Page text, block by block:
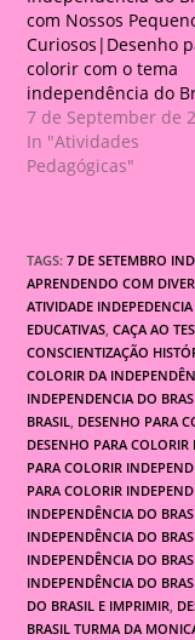
com Nossos
Curiosos|Desenho
colorir com o tema
independência do
7 de September de
In "Atividades
Pedagógicas"
TAGS:7 DE SETEMBRO
APRENDENDO COM
ATIVIDADE
EDUCATIVAS, CAÇA AO
CONSCIENTIZAÇÃO
COLORIR DA
INDEPENDENCIA DO
BRASIL, DESENHO PARA
DESENHO PARA
PARA COLORIR
PARA COLORIR
INDEPENDÊNCIA DO
INDEPENDÊNCIA DO
INDEPENDÊNCIA DO
INDEPENDÊNCIA DO
DO BRASIL E IMPRIMIR,
BRASIL TURMA DA